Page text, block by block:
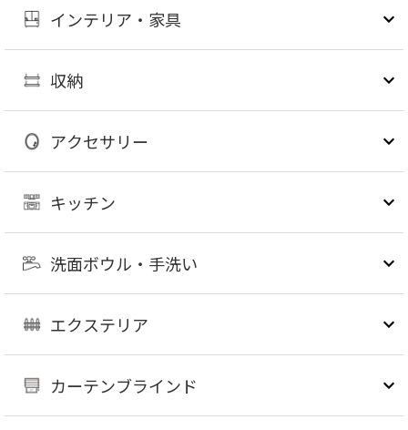
インテリア・家具
収納
アクセサリー
キッチン
洗面ボウル・手洗い
エクステリア
カーテンブラインド